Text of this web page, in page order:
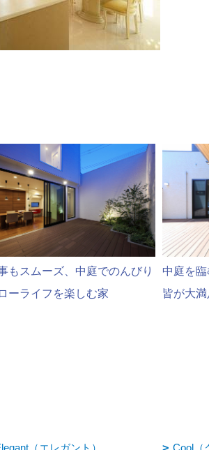
もスムーズ、中庭でのんびり
ーライフを楽しむ家
中庭を
皆が大
（エレガント） Cool（